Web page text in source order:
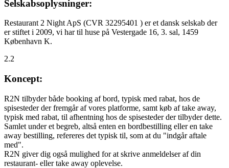
Selskabsoplysninger:
Restaurant 2 Night ApS (CVR 32295401 ) er et dansk selskab der
er stiftet i 2009, vi har til huse på Vestergade 16, 3. sal, 1459
København K.
2.2
Koncept:
R2N tilbyder både booking af bord, typisk med rabat, hos de
spisesteder der fremgår af vores platforme, samt køb af take away,
typisk med rabat, til afhentning hos de spisesteder der tilbyder dette.
Samlet under et begreb, altså enten en bordbestilling eller en take
away bestilling, refereres det typisk til, som at du "indgår aftale
med".
R2N giver dig også mulighed for at skrive anmeldelser af din
restaurant- eller take away oplevelse.